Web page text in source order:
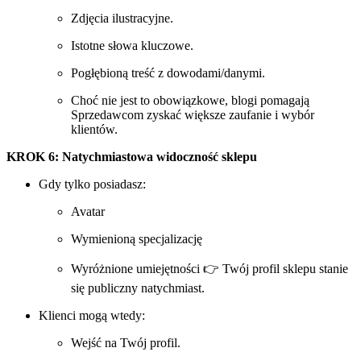
Zdjęcia ilustracyjne.
Istotne słowa kluczowe.
Pogłębioną treść z dowodami/danymi.
Choć nie jest to obowiązkowe, blogi pomagają
Sprzedawcom zyskać większe zaufanie i wybór
klientów.
KROK 6: Natychmiastowa widoczność sklepu
Gdy tylko posiadasz:
Avatar
Wymienioną specjalizację
Wyróżnione umiejętności 👉 Twój profil sklepu stanie
się publiczny natychmiast.
Klienci mogą wtedy:
Wejść na Twój profil.